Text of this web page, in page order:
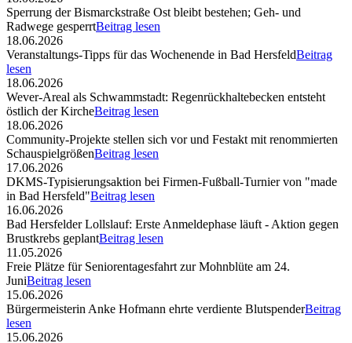
Sperrung der Bismarckstraße Ost bleibt bestehen; Geh- und
Radwege gesperrtBeitrag lesen
18.06.2026
Veranstaltungs-Tipps für das Wochenende in Bad HersfeldBeitrag
lesen
18.06.2026
Wever-Areal als Schwammstadt: Regenrückhaltebecken entsteht
östlich der KircheBeitrag lesen
18.06.2026
Community-Projekte stellen sich vor und Festakt mit renommierten
SchauspielgrößenBeitrag lesen
17.06.2026
DKMS-Typisierungsaktion bei Firmen-Fußball-Turnier von "made
in Bad Hersfeld"Beitrag lesen
16.06.2026
Bad Hersfelder Lollslauf: Erste Anmeldephase läuft - Aktion gegen
Brustkrebs geplantBeitrag lesen
11.05.2026
Freie Plätze für Seniorentagesfahrt zur Mohnblüte am 24.
JuniBeitrag lesen
15.06.2026
Bürgermeisterin Anke Hofmann ehrte verdiente BlutspenderBeitrag
lesen
15.06.2026